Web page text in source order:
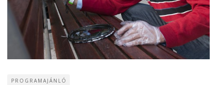
PROGRAMAJÁNLÓ